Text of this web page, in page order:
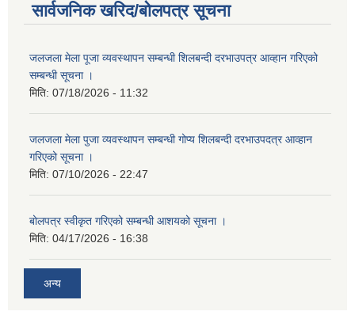
सार्वजनिक खरिद/बोलपत्र सूचना
जलजला मेला पूजा व्यवस्थापन सम्बन्धी शिलबन्दी दरभाउपत्र आव्हान गरिएको
सम्बन्धी सूचना ।
मिति: 07/18/2026 - 11:32
जलजला मेला पुजा व्यवस्थापन सम्बन्धी गोप्य शिलबन्दी दरभाउपदत्र आव्हान
गरिएको सूचना ।
मिति: 07/10/2026 - 22:47
बोलपत्र स्वीकृत गरिएको सम्बन्धी आशयको सूचना ।
मिति: 04/17/2026 - 16:38
अन्य